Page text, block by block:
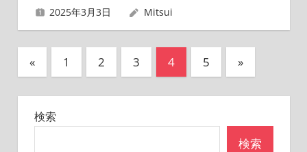
2025年3月3日 Mitsui
投
の
«前
の
記
事
1 2 3 4 5
次
の
記
»
検索
検索